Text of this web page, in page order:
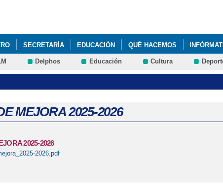
SECRETARÍA EDUCACIÓN QUÉ HACEMOS
Delphos Educación Cultura
MEJORA 2025-2026
2025-2026
2026.pdf